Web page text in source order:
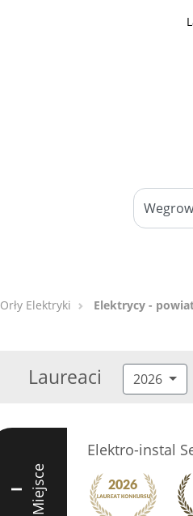
Orły Elektryki Elektrycy -
Laureaci 2026
I Miejsce
Elektro-instal